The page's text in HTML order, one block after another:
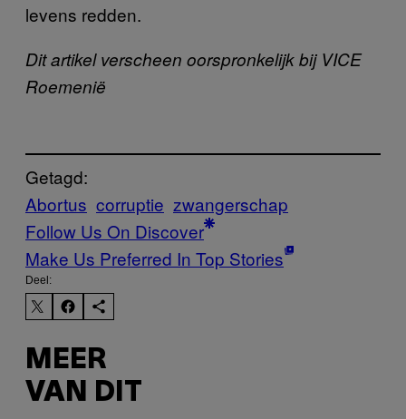
levens redden.
Dit artikel verscheen oorspronkelijk bij VICE
Roemenië
Getagd:
Abortus corruptie zwangerschap
Follow Us On Discover
Make Us Preferred In Top Stories
Deel:
MEER
VAN DIT